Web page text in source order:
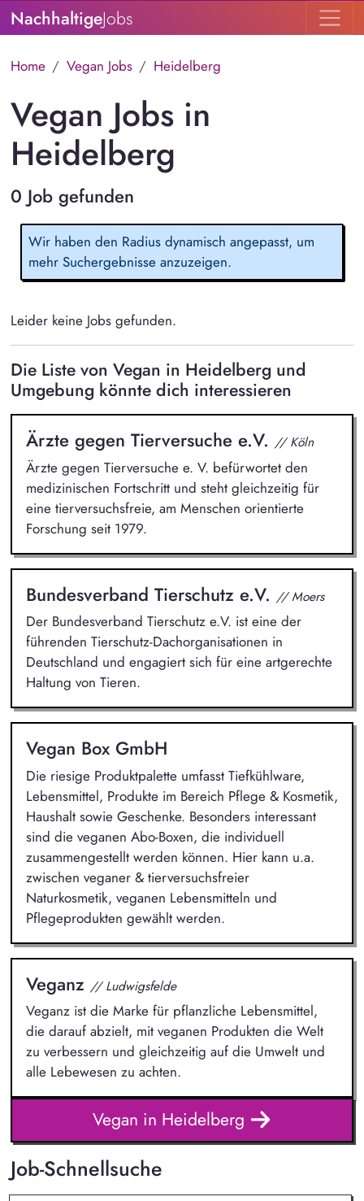
NachhaltigeJobs
Home Vegan Jobs Heidelberg
Vegan Jobs in
Heidelberg
0 Job gefunden
Wir haben den Radius dynamisch angepasst, um
mehr Suchergebnisse anzuzeigen.
Leider keine Jobs gefunden.
Die Liste von Vegan in Heidelberg und
Umgebung könnte dich interessieren
Ärzte gegen Tierversuche e.V. // Köln
Ärzte gegen Tierversuche e. V. befürwortet den
medizinischen Fortschritt und steht gleichzeitig für
eine tierversuchsfreie, am Menschen orientierte
Forschung seit 1979.
Bundesverband Tierschutz e.V. // Moers
Der Bundesverband Tierschutz e.V. ist eine der
führenden Tierschutz-Dachorganisationen in
Deutschland und engagiert sich für eine artgerechte
Haltung von Tieren.
Vegan Box GmbH
Die riesige Produktpalette umfasst Tiefkühlware,
Lebensmittel, Produkte im Bereich Pflege & Kosmetik,
Haushalt sowie Geschenke. Besonders interessant
sind die veganen Abo-Boxen, die individuell
zusammengestellt werden können. Hier kann u.a.
zwischen veganer & tierversuchsfreier
Naturkosmetik, veganen Lebensmitteln und
Pflegeprodukten gewählt werden.
Veganz // Ludwigsfelde
Veganz ist die Marke für pflanzliche Lebensmittel,
die darauf abzielt, mit veganen Produkten die Welt
zu verbessern und gleichzeitig auf die Umwelt und
alle Lebewesen zu achten.
Vegan in Heidelberg
Job-Schnellsuche